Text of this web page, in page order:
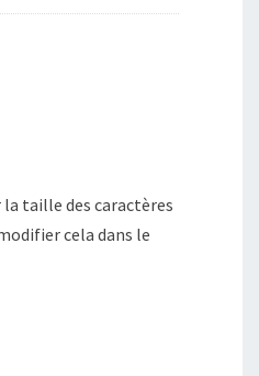
la taille des caractères
cela dans le